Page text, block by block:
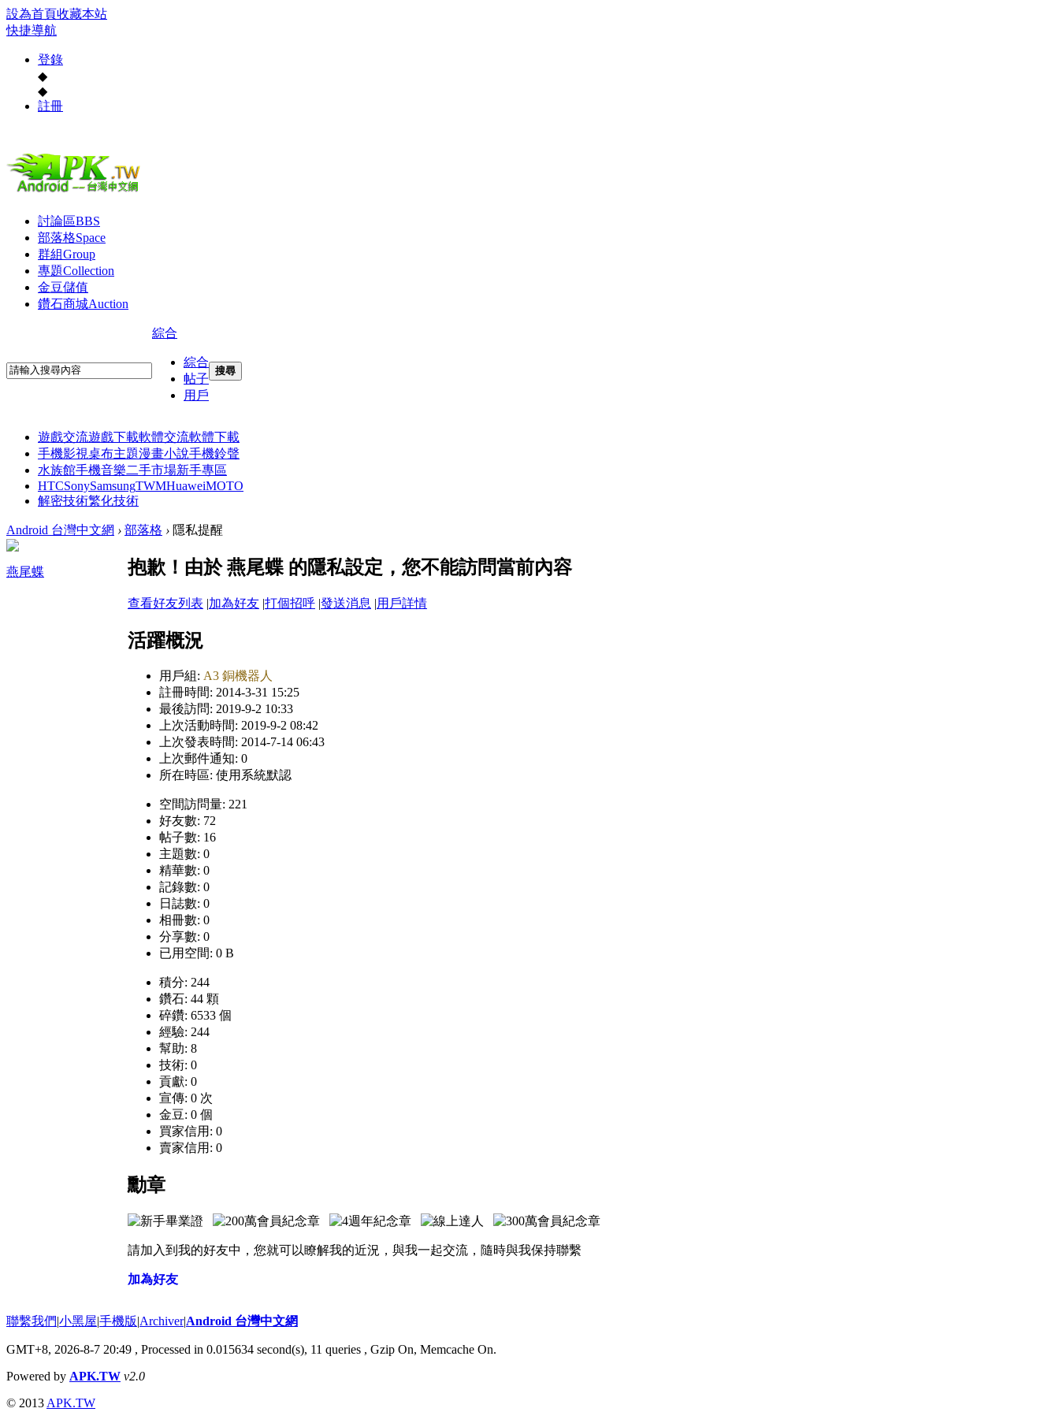
設為首頁收藏本站
快捷導航
登錄
◆
◆
註冊
討論區BBS
部落格Space
群組Group
專題Collection
金豆儲值
鑽石商城Auction
綜合
綜合
帖子
用戶
搜尋
遊戲交流遊戲下載軟體交流軟體下載
手機影視桌布主題漫畫小說手機鈴聲
水族館手機音樂二手市場新手專區
HTCSonySamsungTWMHuaweiMOTO
解密技術繁化技術
Android 台灣中文網 › 部落格 › 隱私提醒
燕尾蝶 抱歉！由於 燕尾蝶 的隱私設定，您不能訪問當前內容
查看好友列表 |加為好友 |打個招呼 |發送消息 |用戶詳情
活躍概況
用戶組: A3 銅機器人
註冊時間: 2014-3-31 15:25
最後訪問: 2019-9-2 10:33
上次活動時間: 2019-9-2 08:42
上次發表時間: 2014-7-14 06:43
上次郵件通知: 0
所在時區: 使用系統默認
空間訪問量: 221
好友數: 72
帖子數: 16
主題數: 0
精華數: 0
記錄數: 0
日誌數: 0
相冊數: 0
分享數: 0
已用空間: 0 B
積分: 244
鑽石: 44 顆
碎鑽: 6533 個
經驗: 244
幫助: 8
技術: 0
貢獻: 0
宣傳: 0 次
金豆: 0 個
買家信用: 0
賣家信用: 0
勳章
請加入到我的好友中，您就可以瞭解我的近況，與我一起交流，隨時與我保持聯繫
加為好友
聯繫我們|小黑屋|手機版|Archiver|Android 台灣中文網
GMT+8, 2026-8-7 20:49 , Processed in 0.015634 second(s), 11 queries , Gzip On, Memcache On.
Powered by APK.TW v2.0
© 2013 APK.TW